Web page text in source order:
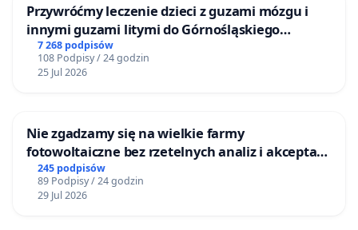
Przywróćmy leczenie dzieci z guzami mózgu i
innymi guzami litymi do Górnośląskiego
Centrum Zdrowia Dziecka w Katowicach
7 268 podpisów
108 Podpisy / 24 godzin
25 Jul 2026
Nie zgadzamy się na wielkie farmy
fotowoltaiczne bez rzetelnych analiz i akceptacji
mieszkańców
245 podpisów
89 Podpisy / 24 godzin
29 Jul 2026